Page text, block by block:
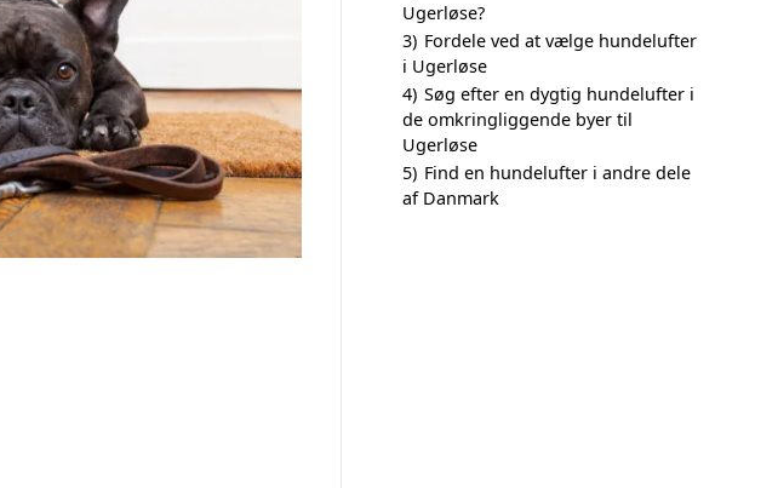
Ugerløse?
3) Fordele ved at vælge hundelufter
i Ugerløse
4) Søg efter en dygtig hundelufter i
de omkringliggende byer til
Ugerløse
5) Find en hundelufter i andre dele
af Danmark